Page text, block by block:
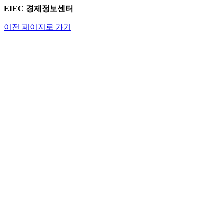
EIEC 경제정보센터
이전 페이지로 가기